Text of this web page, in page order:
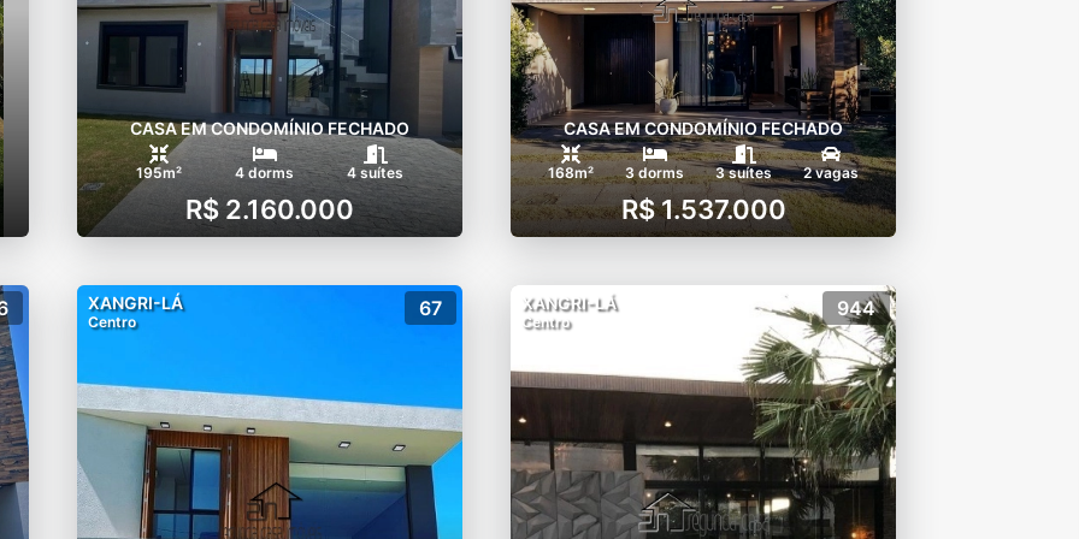
infinita para o lago;
equipados;
as piscinas e o lago;
CASA EM CONDOMÍNIO FECHADO
195m² 4 dorms 4 suítes
R$ 2.160.000
CASA EM CONDOMÍNIO FECHADO
168m² 3 dorms 3 suítes 2 vagas
R$ 1.537.000
XANGRI-LÁ
Centro
67 XANGRI-LÁ
Centro
944